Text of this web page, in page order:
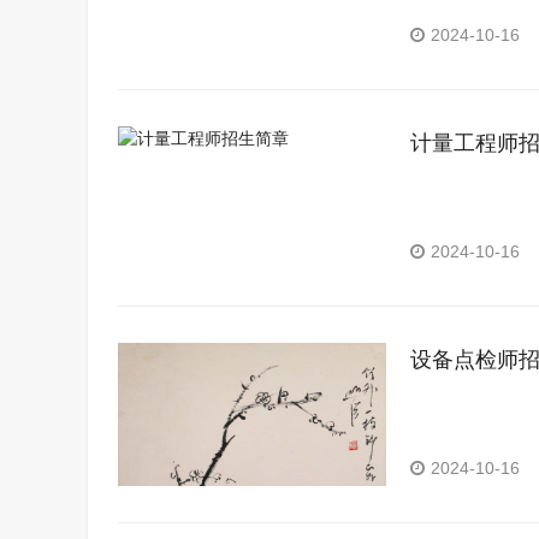
2024-10-16
计量工程师
2024-10-16
设备点检师
2024-10-16